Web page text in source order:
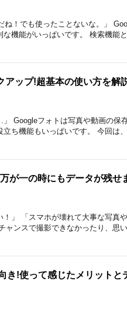
ね！でも使ったことないな。」
機能がいっぱいです。 検索機能
アップ!超基本の使い方を解
Googleフォトは写真や動画の保
ち機能もいっぱいです。 今回は
が一の時にもデータが残せ
！」 「スマホが壊れて大事な写真
ンスで撮影できなかったり、思
き!使って感じたメリットと